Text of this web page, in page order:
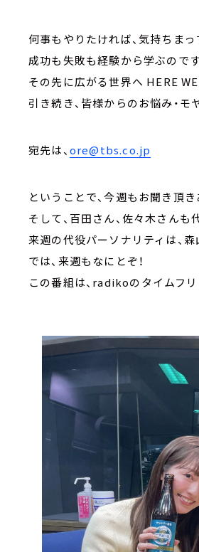
何事もやりたければ、気持ちま
成功も失敗も経験から学ぶのです
その先に広がる世界へ HERE WE
引き続き、皆様からのお悩み・モ
宛先は、 ore@tbs.co.jp
ということで、今週もお聞き頂
そして、百田さん、佐々木さん
来週の代役パーソナリティは、
では、来週もなにとぞ！
この番組は、radikoのタイムフ